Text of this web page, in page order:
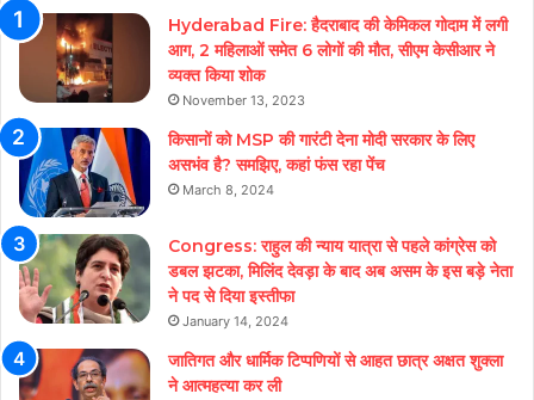
Hyderabad Fire: हैदराबाद की केमिकल गोदाम में लगी
आग, 2 महिलाओं समेत 6 लोगों की मौत, सीएम केसीआर ने
व्यक्त किया शोक
November 13, 2023
किसानों को MSP की गारंटी देना मोदी सरकार के लिए
असभंव है? समझिए, कहां फंस रहा पेंच
March 8, 2024
Congress: राहुल की न्याय यात्रा से पहले कांग्रेस को
डबल झटका, मिलिंद देवड़ा के बाद अब असम के इस बड़े नेता
ने पद से दिया इस्तीफा
January 14, 2024
जातिगत और धार्मिक टिप्पणियों से आहत छात्र अक्षत शुक्ला
ने आत्महत्या कर ली